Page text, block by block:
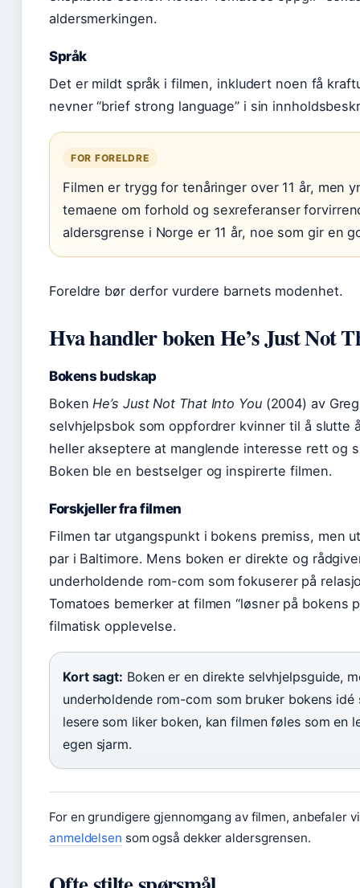
aldersmerkingen.
Språk
Det er mildt språk i filmen, inkludert noen få
nevner “brief strong language” i sin
FOR FORELDRE
Filmen er trygg for tenåringer over 11 år, men
temaene om forhold og sexreferanser
aldersgrense i Norge er 11 år, noe som gir en
Foreldre bør derfor vurdere barnets modenhet.
Hva handler boken He’s Just Not
Bokens budskap
BokenHe’s Just Not That Into You(2004) av
selvhjelpsbok som oppfordrer kvinner til å slutte
heller akseptere at manglende interesse rett og
Boken ble en bestselger og inspirerte filmen.
Forskjeller fra filmen
Filmen tar utgangspunkt i bokens premiss, men
par i Baltimore. Mens boken er direkte og
underholdende rom-com som fokuserer på
Tomatoes bemerker at filmen “løsner på bokens
filmatisk opplevelse.
Kort sagt: Boken er en direkte selvhjelpsguide,
underholdende rom-com som bruker bokens
lesere som liker boken, kan filmen føles som en
egen sjarm.
For en grundigere gjennomgang av filmen, anbefaler
anmeldelsen som også dekker aldersgrensen.